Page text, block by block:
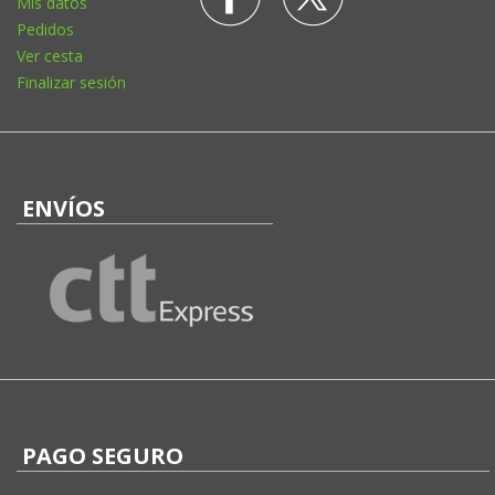
Pedidos
Ver cesta
Finalizar sesión
ENVÍOS
PAGO SEGURO